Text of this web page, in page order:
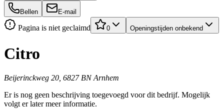
Bellen E-mail
Pagina is niet geclaimd 0 Openingstijden onbekend
Citro
Beijerinckweg 20, 6827 BN Arnhem
Er is nog geen beschrijving toegevoegd voor dit bedrijf. Mogelijk
volgt er later meer informatie.